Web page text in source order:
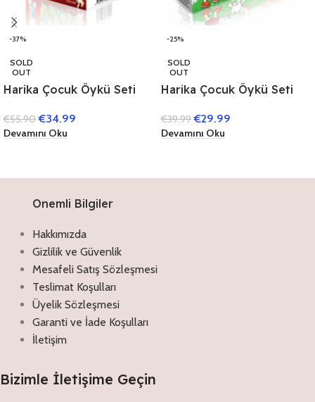
-37%
SOLD
OUT
Harika Çocuk Öykü Seti
€55.90 €34.99
Devamını Oku
-25%
SOLD
OUT
Harika Çocuk Öykü Seti
€39.99 €29.99
Devamını Oku
Onemli Bilgiler
Hakkımızda
Gizlilik ve Güvenlik
Mesafeli Satış Sözleşmesi
Teslimat Koşulları
Üyelik Sözleşmesi
Garanti ve İade Koşulları
İletişim
Bizimle İletişime Geçin